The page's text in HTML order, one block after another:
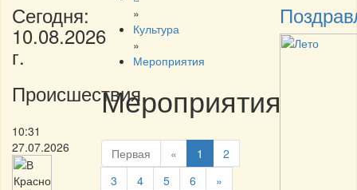
Сегодня:
10.08.2026
г.
Происшествия
10:31
27.07.2026
»
Культура
»
Мероприятия
Мероприятия
Первая « 1
2
3
4 5 6
»